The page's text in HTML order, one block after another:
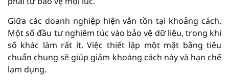
Giữa các doanh nghiệp hiện vẫn tồn tại khoảng cách.
Một số đầu tư nghiêm túc vào bảo vệ dữ liệu, trong khi
số khác làm rất ít. Việc thiết lập một mặt bằng tiêu
chuẩn chung sẽ giúp giảm khoảng cách này và hạn chế
lạm dụng.